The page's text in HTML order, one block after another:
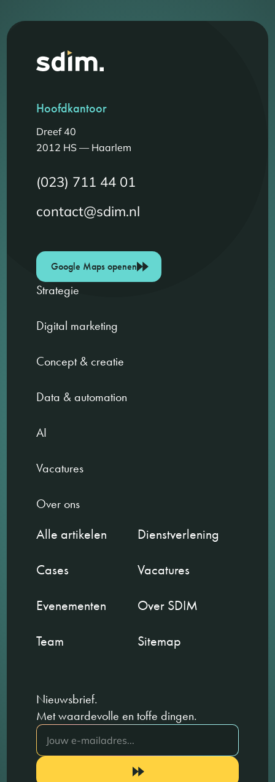
Hoofdkantoor
Dreef 40
2012 HS — Haarlem
(023) 711 44 01
contact@sdim.nl
Google Maps openen
Strategie
Digital marketing
Concept & creatie
Data & automation
AI
Vacatures
Over ons
Alle artikelen
Dienstverlening
Cases
Vacatures
Evenementen
Over SDIM
Team
Sitemap
Nieuwsbrief.
Met waardevolle en toffe dingen.